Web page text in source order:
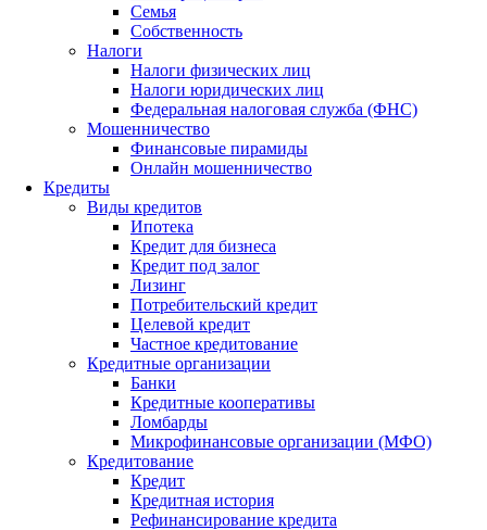
Семья
Собственность
Налоги
Налоги физических лиц
Налоги юридических лиц
Федеральная налоговая служба (ФНС)
Мошенничество
Финансовые пирамиды
Онлайн мошенничество
Кредиты
Виды кредитов
Ипотека
Кредит для бизнеса
Кредит под залог
Лизинг
Потребительский кредит
Целевой кредит
Частное кредитование
Кредитные организации
Банки
Кредитные кооперативы
Ломбарды
Микрофинансовые организации (МФО)
Кредитование
Кредит
Кредитная история
Рефинансирование кредита